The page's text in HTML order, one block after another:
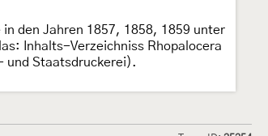
den Jahren 1857, 1858, 1859 unter
Inhalts-Verzeichniss Rhopalocera
und Staatsdruckerei).